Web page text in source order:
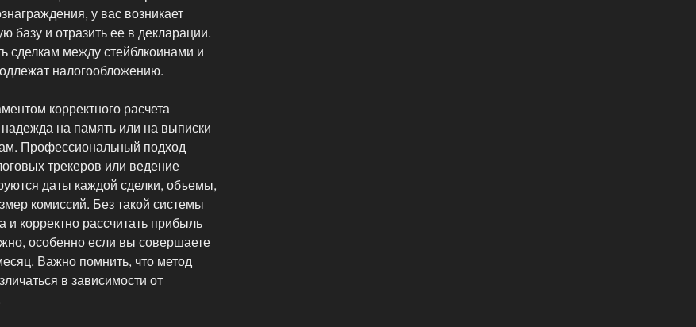
у вас возникает
базу и отразить ее в декларации.
сделкам между стейблкоинами и
налогообложению.
корректного расчета
на память или на выписки
Профессиональный подход
трекеров или ведение
даты каждой сделки, объемы,
комиссий. Без такой системы
и корректно рассчитать прибыль
особенно если вы совершаете
Важно помнить, что метод
в зависимости от